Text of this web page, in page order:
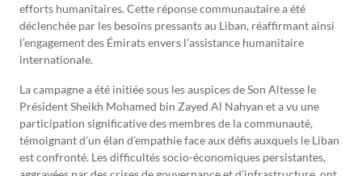
efforts humanitaires. Cette réponse communautaire a été
déclenchée par les besoins pressants au Liban, réaffirmant ainsi
l’engagement des Émirats envers l’assistance humanitaire
internationale.
La campagne a été initiée sous les auspices de Son Altesse le
Président Sheikh Mohamed bin Zayed Al Nahyan et a vu une
participation significative des membres de la communauté,
témoignant d’un élan d’empathie face aux défis auxquels le Liban
est confronté. Les difficultés socio-économiques persistantes,